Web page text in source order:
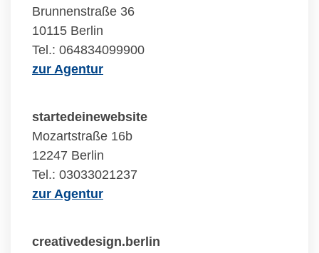
Brunnenstraße 36
10115 Berlin
Tel.: 064834099900
zur Agentur
startedeinewebsite
Mozartstraße 16b
12247 Berlin
Tel.: 03033021237
zur Agentur
creativedesign.berlin